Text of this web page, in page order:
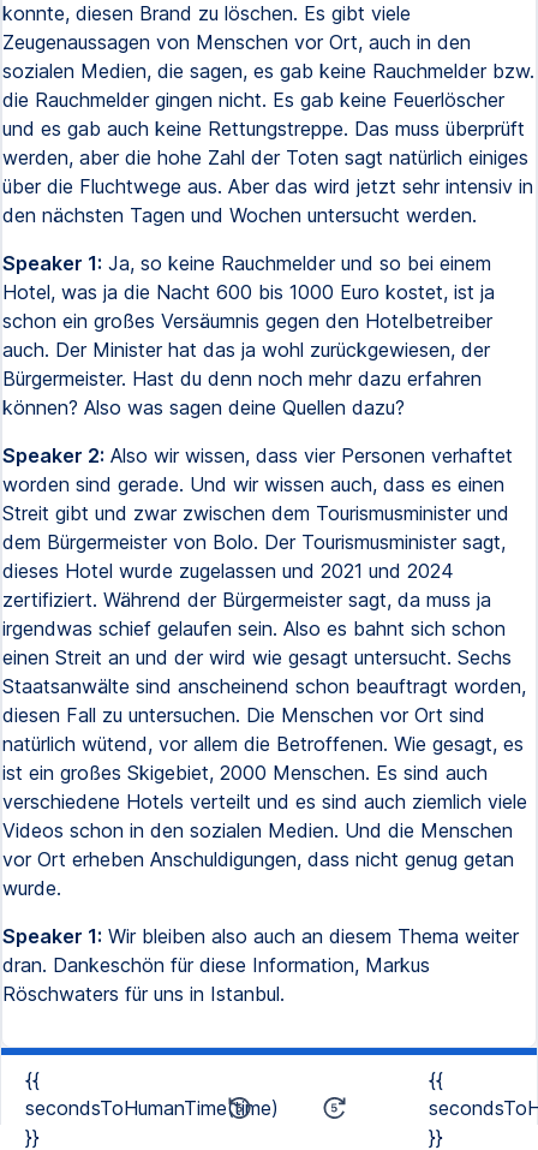
konnte, diesen Brand zu löschen. Es gibt viele
Zeugenaussagen von Menschen vor Ort, auch in den
sozialen Medien, die sagen, es gab keine Rauchmelder bzw.
die Rauchmelder gingen nicht. Es gab keine Feuerlöscher
und es gab auch keine Rettungstreppe. Das muss überprüft
werden, aber die hohe Zahl der Toten sagt natürlich einiges
über die Fluchtwege aus. Aber das wird jetzt sehr intensiv in
den nächsten Tagen und Wochen untersucht werden.
Speaker 1: Ja, so keine Rauchmelder und so bei einem
Hotel, was ja die Nacht 600 bis 1000 Euro kostet, ist ja
schon ein großes Versäumnis gegen den Hotelbetreiber
auch. Der Minister hat das ja wohl zurückgewiesen, der
Bürgermeister. Hast du denn noch mehr dazu erfahren
können? Also was sagen deine Quellen dazu?
Speaker 2: Also wir wissen, dass vier Personen verhaftet
worden sind gerade. Und wir wissen auch, dass es einen
Streit gibt und zwar zwischen dem Tourismusminister und
dem Bürgermeister von Bolo. Der Tourismusminister sagt,
dieses Hotel wurde zugelassen und 2021 und 2024
zertifiziert. Während der Bürgermeister sagt, da muss ja
irgendwas schief gelaufen sein. Also es bahnt sich schon
einen Streit an und der wird wie gesagt untersucht. Sechs
Staatsanwälte sind anscheinend schon beauftragt worden,
diesen Fall zu untersuchen. Die Menschen vor Ort sind
natürlich wütend, vor allem die Betroffenen. Wie gesagt, es
ist ein großes Skigebiet, 2000 Menschen. Es sind auch
verschiedene Hotels verteilt und es sind auch ziemlich viele
Videos schon in den sozialen Medien. Und die Menschen
vor Ort erheben Anschuldigungen, dass nicht genug getan
wurde.
Speaker 1: Wir bleiben also auch an diesem Thema weiter
dran. Dankeschön für diese Information, Markus
Röschwaters für uns in Istanbul.
{{
secondsToHumanTime(time)
}}
{{
}}